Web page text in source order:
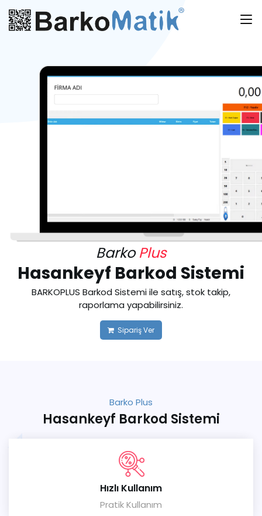
BarkoPlus
Hasankeyf Barkod Sistemi
BARKOPLUS Barkod Sistemi ile satış, stok takip,
raporlama yapabilirsiniz.
Sipariş Ver
Barko Plus
Hasankeyf Barkod Sistemi
Hızlı Kullanım
Pratik Kullanım